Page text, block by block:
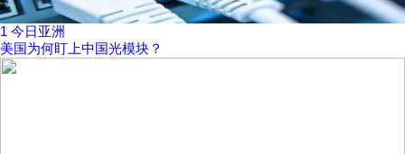
1 今日亚洲
美国为何盯上中国光模块？